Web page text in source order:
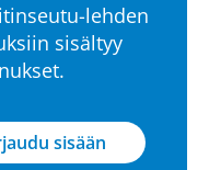
lehden
sisältyy
sisään